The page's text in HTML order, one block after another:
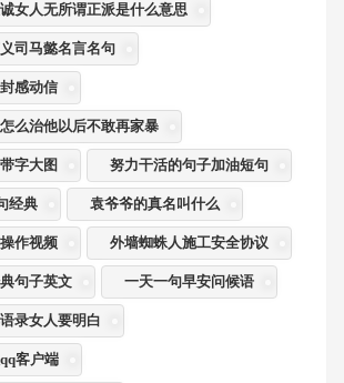
女人无所谓正派是什么意思
司马懿名言名句
感动信
么治他以后不敢再家暴
字大图 努力干活的句子加油短句
经典 袁爷爷的真名叫什么
作视频 外墙蜘蛛人施工安全协议
句子英文 一天一句早安问候语
录女人要明白
客户端